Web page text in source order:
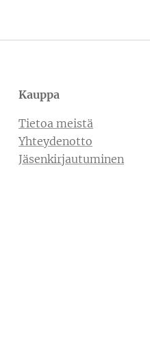
Kauppa
Tietoa meistä
Yhteydenotto
Jäsenkirjautuminen